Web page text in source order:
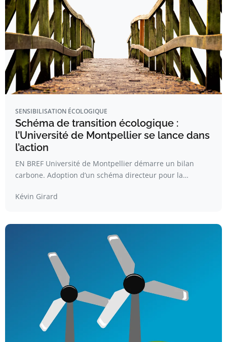
SENSIBILISATION ÉCOLOGIQUE
Schéma de transition écologique :
l’Université de Montpellier se lance dans
l’action
EN BREF Université de Montpellier démarre un bilan
carbone. Adoption d’un schéma directeur pour la…
Kévin Girard